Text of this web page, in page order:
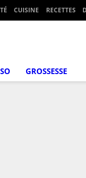
CUISINE RECETTES
GROSSESSE